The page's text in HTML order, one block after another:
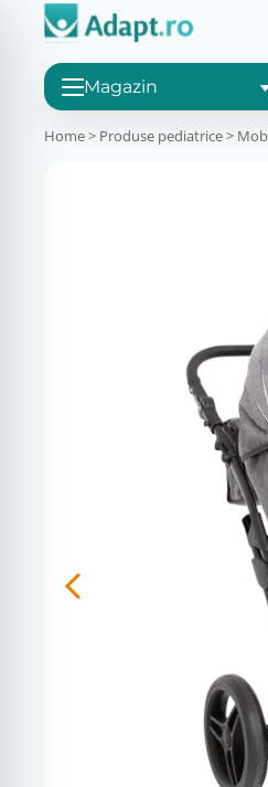
Magazin
Home> Produse pediatrice>